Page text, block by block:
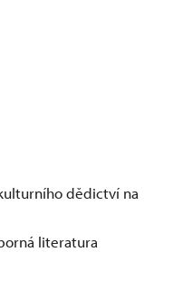
dědictví na
literatura